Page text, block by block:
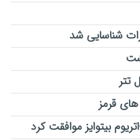
قرمز